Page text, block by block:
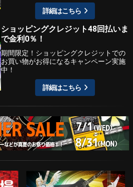
詳細はこちら
ショッピングクレジット48回払いま
で金利0％！
期間限定！ショッピングクレジットでの
お買い物がお得になるキャンペーン実施
中！
詳細はこちら